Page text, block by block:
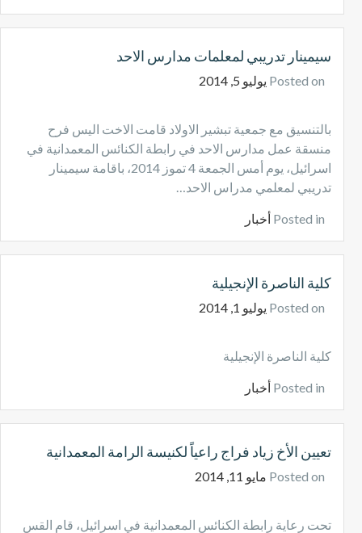
سيمينار تدريبي لمعلمات مدارس الاحد
Posted on يوليو 5, 2014
بالتنسيق مع جمعية تبشير الاولاد قامت الاخت اليس فرح
منسقة عمل مدارس الاحد في رابطة الكنائس المعمدانية في
اسرائيل، يوم أمس الجمعة 4 تموز 2014، باقامة سيمينار
تدريبي لمعلمي مدراس الاحد…
Posted in أخبار
كلية الناصرة الإنجيلية
Posted on يوليو 1, 2014
كلية الناصرة الإنجيلية
Posted in أخبار
تعيين الأخ زياد فراج راعياً لكنيسة الرامة المعمدانية
Posted on مايو 11, 2014
تحت رعاية رابطة الكنائس المعمدانية في اسرائيل، قام القس